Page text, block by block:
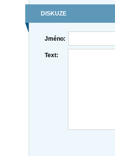
DISKUZE
Jméno:
Text: